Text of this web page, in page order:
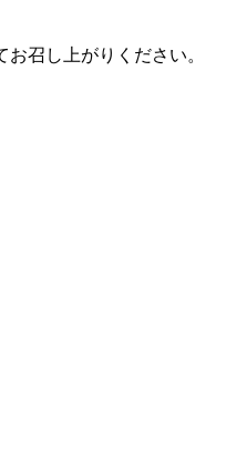
召し上がりください。